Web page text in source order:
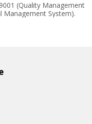
(Quality Management
Management System).